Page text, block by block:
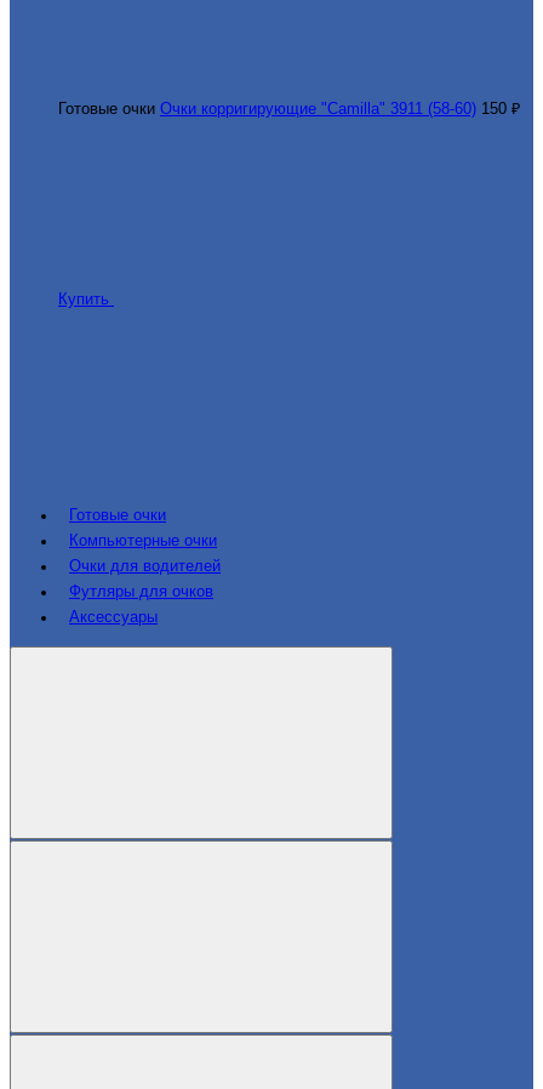
Готовые очки Очки корригирующие "Camilla" 3911 (58-60) 150 ₽
Купить
Готовые очки
Компьютерные очки
Очки для водителей
Футляры для очков
Аксессуары